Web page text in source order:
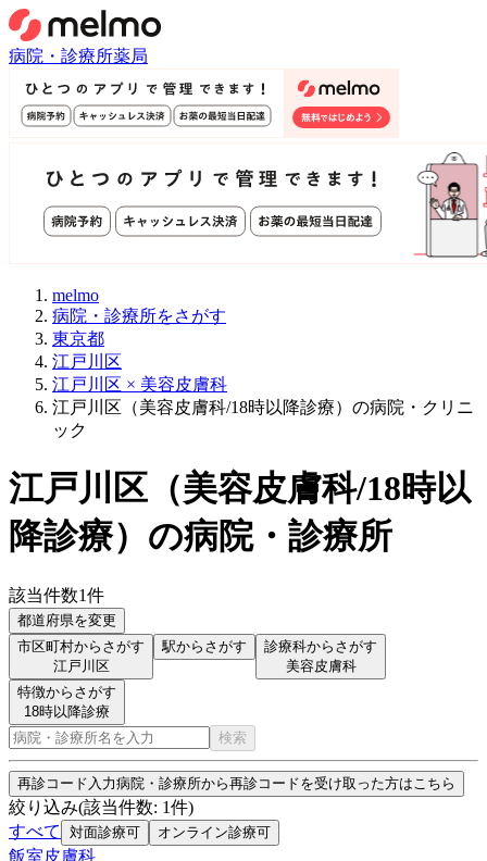
病院・診療所薬局
melmo
病院・診療所をさがす
東京都
江戸川区
江戸川区 × 美容皮膚科
江戸川区（美容皮膚科/18時以降診療）の病院・クリニ
ック
江戸川区 （美容皮膚科/18時以
降診療） の病院・診療所
該当件数1件
都道府県を変更
市区町村からさがす
江戸川区
駅からさがす
診療科からさがす
美容皮膚科
特徴からさがす
18時以降診療
検索
再診コード入力病院・診療所から再診コードを受け取った方はこちら
絞り込み(該当件数: 1件)
すべて
対面診療可 オンライン診療可
飯室皮膚科